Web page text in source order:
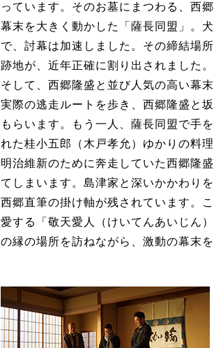
っています。そのお墓にまつわる、西
幕末を大きく動かした「薩長同盟」。
で、討幕は加速しました。その締結場
跡地が、近年正確に割り出されました
そして、西郷隆盛と並び人気の高い幕
実際の逃走ルートを歩き、西郷隆盛と
もらいます。もう一人、薩長同盟で手
れた桂小五郎（木戸孝允）ゆかりの料
明治維新のために奔走していた西郷隆
てしまいます。島津家と深いかかわり
西郷直筆の掛け軸が残されています。
愛する「敬天愛人（けいてんあいじん
の縁の場所を訪ねながら、激動の幕末